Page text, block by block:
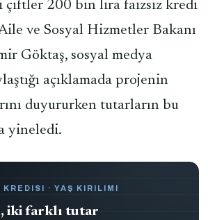
çiftler 200 bin lira faizsiz kredi
ve Sosyal Hizmetler Bakanı
Göktaş, sosyal medya
açıklamada projenin
duyururken tutarların bu
yineledi.
· YAŞ KIRILIMI
iki farklı tutar